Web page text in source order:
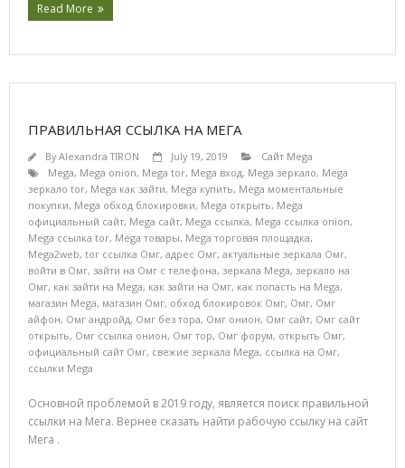
Read More
ПРАВИЛЬНАЯ ССЫЛКА НА МЕГА
ByAlexandra TIRON July 19, 2019
Сайт Mega
Mega, Mega onion, Mega tor, Mega вход, Mega зеркало, Mega
зеркало tor, Mega как зайти, Mega купить, Mega моментальные
покупки, Mega обход блокировки, Mega открыть, Mega
официальный сайт, Mega сайт, Mega ссылка, Mega ссылка onion,
Mega ссылка tor, Mega товары, Mega торговая площадка,
Mega2web, tor ссылка Омг, адрес Омг, актуальные зеркала Омг,
войти в Омг, зайти на Омг с телефона, зеркала Mega, зеркало на
Омг, как зайти на Mega, как зайти на Омг, как попасть на Mega,
магазин Mega, магазин Омг, обход блокировок Омг, Омг, Омг
айфон, Омг андройд, Омг без тора, Омг онион, Омг сайт, Омг сайт
открыть, Омг ссылка онион, Омг тор, Омг форум, открыть Омг,
официальный сайт Омг, свежие зеркала Mega, ссылка на Омг,
ссылки Mega
Основной проблемой в 2019 году, является поиск правильной
ссылки на Мега. Вернее сказать найти рабочую ссылку на сайт
Мега .